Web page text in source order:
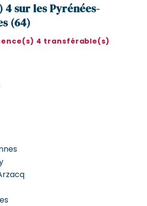
4 sur les Pyrénées-
(64)
4 transférable(s)